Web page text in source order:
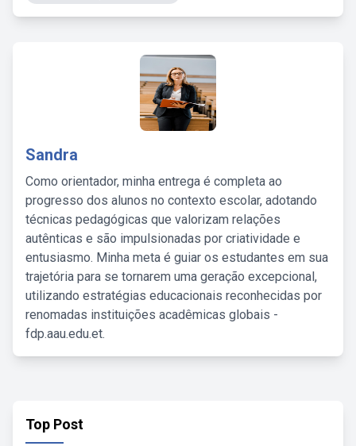
Sandra
Como orientador, minha entrega é completa ao
progresso dos alunos no contexto escolar, adotando
técnicas pedagógicas que valorizam relações
autênticas e são impulsionadas por criatividade e
entusiasmo. Minha meta é guiar os estudantes em sua
trajetória para se tornarem uma geração excepcional,
utilizando estratégias educacionais reconhecidas por
renomadas instituições acadêmicas globais -
fdp.aau.edu.et.
Top Post